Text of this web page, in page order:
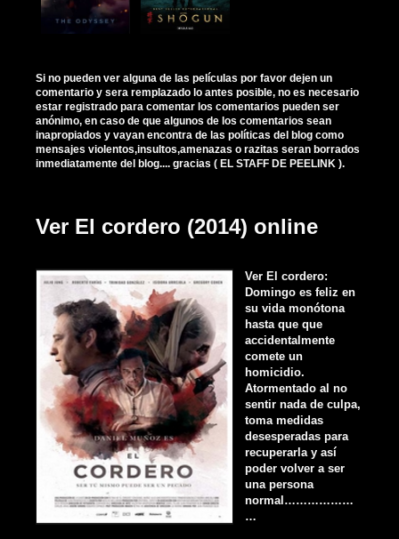
Si no pueden ver alguna de las películas por favor dejen un
comentario y sera remplazado lo antes posible, no es necesario
estar registrado para comentar los comentarios pueden ser
anónimo, en caso de que algunos de los comentarios sean
inapropiados y vayan encontra de las políticas del blog como
mensajes violentos,insultos,amenazas o razitas seran borrados
inmediatamente del blog.... gracias ( EL STAFF DE PEELINK ).
Ver El cordero (2014) online
Ver El cordero:
Domingo es feliz en
su vida monótona
hasta que que
accidentalmente
comete un
homicidio.
Atormentado al no
sentir nada de culpa,
toma medidas
desesperadas para
recuperarla y así
poder volver a ser
una persona
normal………………
…